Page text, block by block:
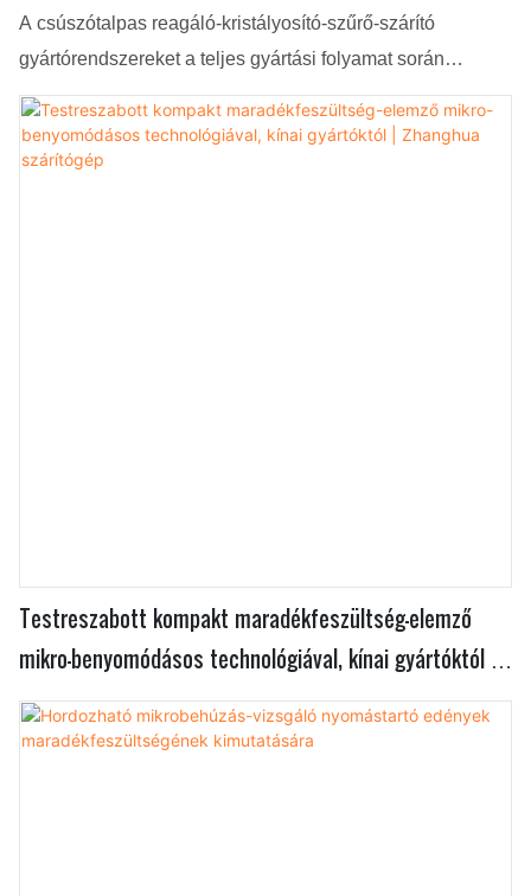
A csúszótalpas reagáló-kristályosító-szűrő-szárító
gyártórendszereket a teljes gyártási folyamat során
reakcióra, kristályosításra, szűrésre, mosásra, szárításra és
ürítésre használják, amely fentről lefelé magában foglalja
az összetevőtartályt, a kristályosítót és a kevert
Testreszabott kompakt maradékfeszültség-elemző
mikro-benyomódásos technológiával, kínai gyártóktól |
Zhanghua szárítógép